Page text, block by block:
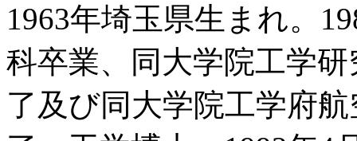
1963年埼玉県生まれ。
科卒業、同大学院工学
了及び同大学院工学府